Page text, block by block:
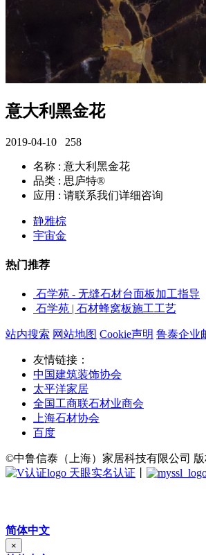
意大利黑金花
2019-04-10 258
名称 : 意大利黑金花
品类 : 思庐特®
应用 : 请联系我们详细咨询
静雅棕
宇宙金
热门推荐
石学苑 - 无缝石材台面板加工指导
石学苑 | 石材蜂窝板施工工艺
站内搜索 网站地图 Cookie声明 鲁泰企业
友情链接：
中国建筑装饰协会
太平洋家居
全国工商联石材业商会
上海石材协会
百度
©中鲁信泰（上海）家居科技有限公司 版
天眼实名认证
简体中文
×